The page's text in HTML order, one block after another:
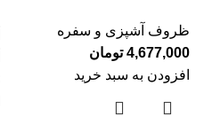
ظروف آشپزی و سفره
4,677,000 تومان
افزودن به سبد خرید